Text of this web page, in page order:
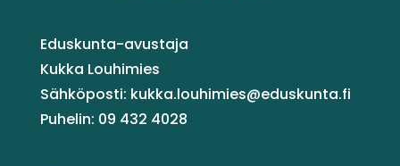
Eduskunta-avustaja
Kukka Louhimies
Sähköposti: kukka.louhimies@eduskunta.fi
Puhelin: 09 432 4028